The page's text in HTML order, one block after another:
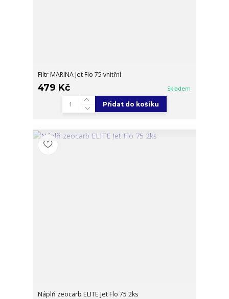
Filtr MARINA Jet Flo 75 vnitřní
479 Kč Skladem
Přidat do košíku
Náplň zeocarb ELITE Jet Flo 75 2ks